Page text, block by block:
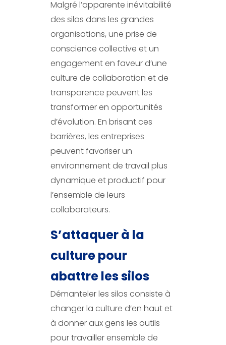
Malgré l’apparente inévitabilité
des silos dans les grandes
organisations, une prise de
conscience collective et un
engagement en faveur d’une
culture de collaboration et de
transparence peuvent les
transformer en opportunités
d’évolution. En brisant ces
barrières, les entreprises
peuvent favoriser un
environnement de travail plus
dynamique et productif pour
l’ensemble de leurs
collaborateurs.
S’attaquer à la
culture pour
abattre les silos
Démanteler les silos consiste à
changer la culture d’en haut et
à donner aux gens les outils
pour travailler ensemble de